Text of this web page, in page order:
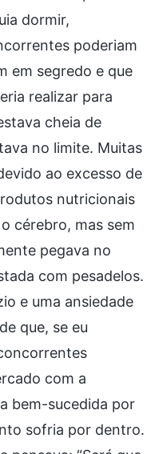
dormir,
poderiam
em segredo e que
realizar para
cheia de
no limite. Muitas
ao excesso de
nutricionais
cérebro, mas sem
pegava no
com pesadelos.
e uma ansiedade
que, se eu
com a
bem-sucedida por
sofria por dentro.